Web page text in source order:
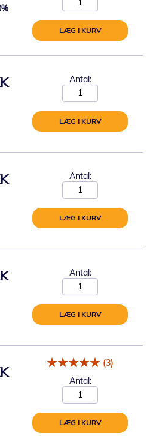
%
LÆG I KURV
Antal:
LÆG I KURV
Antal:
LÆG I KURV
Antal:
LÆG I KURV
(3)
Antal:
LÆG I KURV